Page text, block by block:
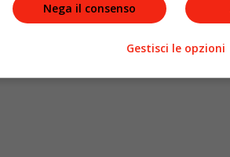
Nega il consenso
Gestisci le opzioni